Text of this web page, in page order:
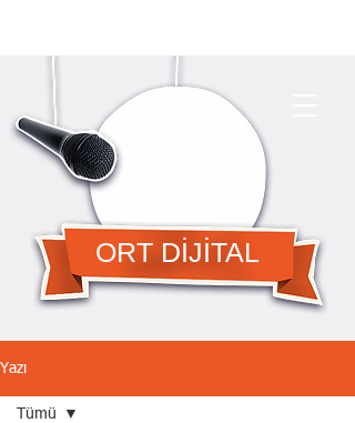
ORT DİJİTAL
Yazı
Tümü